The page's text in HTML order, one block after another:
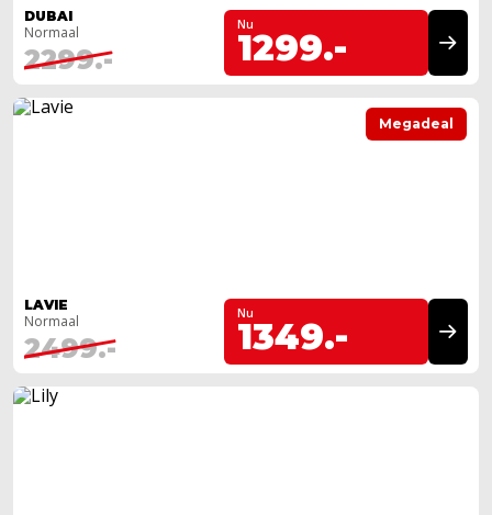
DUBAI
Normaal
2299.-
Nu
1299.-
Megadeal
LAVIE
Normaal
2499.-
Nu
1349.-